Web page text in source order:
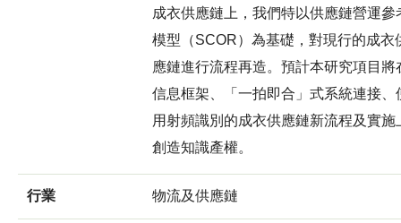
成衣供應鏈上，我們特以供應鏈營運參
模型（SCOR）為基礎，對現行的成衣
應鏈進行流程再造。預計本研究項目將
信息框架、「一拍即合」式系統連接、
用射頻識別的成衣供應鏈新流程及實施
創造知識產權。
行業 物流及供應鏈